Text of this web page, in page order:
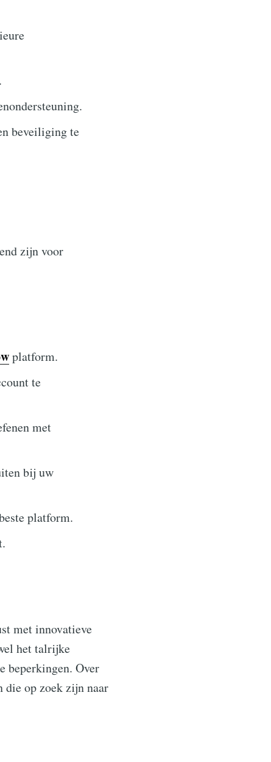
beveiliging te
zijn voor
platform.
te
met
bij uw
platform.
met innovatieve
het talrijke
beperkingen. Over
die op zoek zijn naar